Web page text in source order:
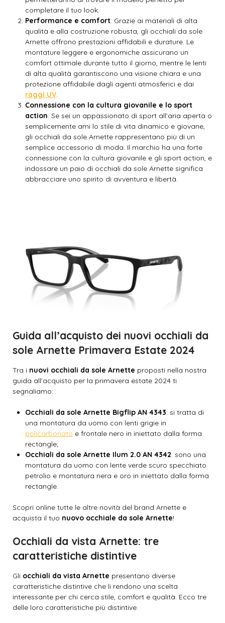
completare il tuo look.
Performance e comfort: Grazie ai materiali di alta
qualità e alla costruzione robusta, gli occhiali da sole
Arnette offrono prestazioni affidabili e durature. Le
montature leggere e ergonomiche assicurano un
comfort ottimale durante tutto il giorno, mentre le lenti
di alta qualità garantiscono una visione chiara e una
protezione affidabile dagli agenti atmosferici e dai
raggi UV.
Connessione con la cultura giovanile e lo sport
action: Se sei un appassionato di sport all’aria aperta o
semplicemente ami lo stile di vita dinamico e giovane,
gli occhiali da sole Arnette rappresentano più di un
semplice accessorio di moda. Il marchio ha una forte
connessione con la cultura giovanile e gli sport action, e
indossare un paio di occhiali da sole Arnette significa
abbracciare uno spirito di avventura e libertà.
Guida all’acquisto dei nuovi occhiali da
sole Arnette Primavera Estate 2024
Tra i nuovi occhiali da sole Arnette proposti nella nostra
guida all’acquisto per la primavera estate 2024 ti
segnaliamo:
Occhiali da sole Arnette Bigflip AN 4343: si tratta di
una montatura da uomo con lenti grigie in
policarbonato e frontale nero in iniettato dalla forma
rectangle;
Occhiali da sole Arnette Ilum 2.0 AN 4342: sono una
montatura da uomo con lente verde scuro specchiato
petrolio e montatura nera e oro in iniettato dalla forma
rectangle.
Scopri online tutte le altre novità del brand Arnette e
acquista il tuo nuovo occhiale da sole Arnette!
Occhiali da vista Arnette: tre
caratteristiche distintive
Gli occhiali da vista Arnette presentano diverse
caratteristiche distintive che li rendono una scelta
interessante per chi cerca stile, comfort e qualità. Ecco tre
delle loro caratteristiche più distintive: